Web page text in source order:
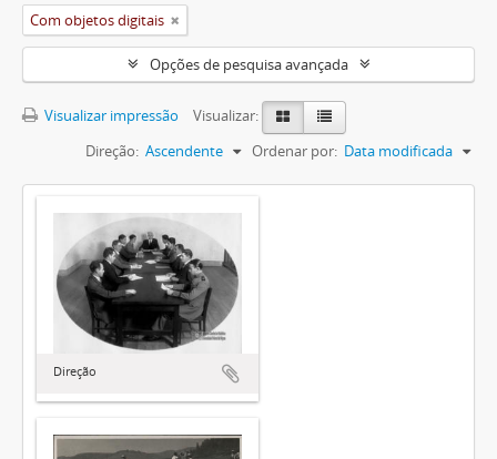
Com objetos digitais
Opções de pesquisa avançada
Visualizar impressão
Visualizar:
Ordenar por: Data modificada
Direção: Ascendente
Direção